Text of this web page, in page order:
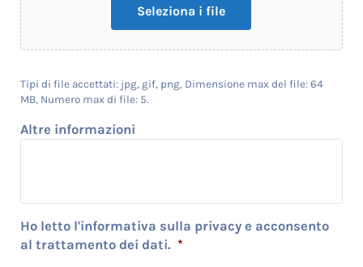
Seleziona i file
Tipi di file accettati: jpg, gif, png, Dimensione max del file: 64
MB, Numero max di file: 5.
Altre informazioni
Ho letto l'informativa sulla privacy e acconsento
al trattamento dei dati. *